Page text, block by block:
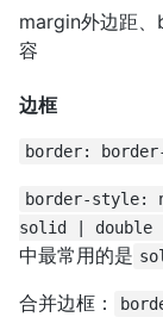
margin外边距
容
边框
border:
border-style:
solid |
中最常用的是
合并边框：